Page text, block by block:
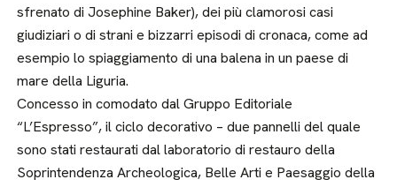
sfrenato di Josephine Baker), dei più clamorosi casi
giudiziari o di strani e bizzarri episodi di cronaca, come ad
esempio lo spiaggiamento di una balena in un paese di
mare della Liguria.
Concesso in comodato dal Gruppo Editoriale
“L’Espresso”, il ciclo decorativo – due pannelli del quale
sono stati restaurati dal laboratorio di restauro della
Soprintendenza Archeologica, Belle Arti e Paesaggio della